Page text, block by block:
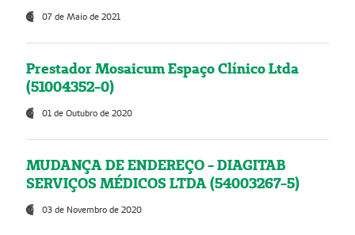
07 de Maio de 2021
Prestador Mosaicum Espaço Clínico Ltda
(51004352-0)
01 de Outubro de 2020
MUDANÇA DE ENDEREÇO - DIAGITAB
SERVIÇOS MÉDICOS LTDA (54003267-5)
03 de Novembro de 2020